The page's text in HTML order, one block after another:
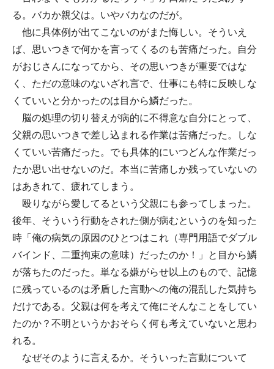
る。バカか親父は。いやバカなのだが。
他に具体例が出てこないのがまた悔しい。そういえ
ば、思いつきで何かを言ってくるのも苦痛だった。自分
がおじさんになってから、その思いつきが重要ではな
く、ただの意味のないざれ言で、仕事にも特に反映しな
くていいと分かったのは目から鱗だった。
脳の処理の切り替えが病的に不得意な自分にとって、
父親の思いつきで差し込まれる作業は苦痛だった。しな
くていい苦痛だった。でも具体的にいつどんな作業だっ
たか思い出せないのだ。本当に苦痛しか残っていないの
はあきれて、疲れてしまう。
殴りながら愛してるという父親にも参ってしまった。
後年、そういう行動をされた側が病むというのを知った
時「俺の病気の原因のひとつはこれ（専門用語でダブル
バインド、二重拘束の意味）だったのか！」と目から鱗
が落ちたのだった。単なる嫌がらせ以上のもので、記憶
に残っているのは矛盾した言動への俺の混乱した気持ち
だけである。父親は何を考えて俺にそんなことをしてい
たのか？不明というかおそらく何も考えていないと思わ
れる。
なぜそのように言えるか。そういった言動について